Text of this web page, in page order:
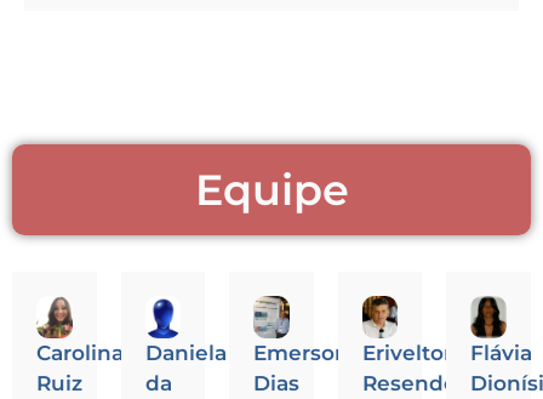
Equipe
Carolina
Ruiz
Daniela
da
Emerson
Dias
Erivelton
Resende
Flávia